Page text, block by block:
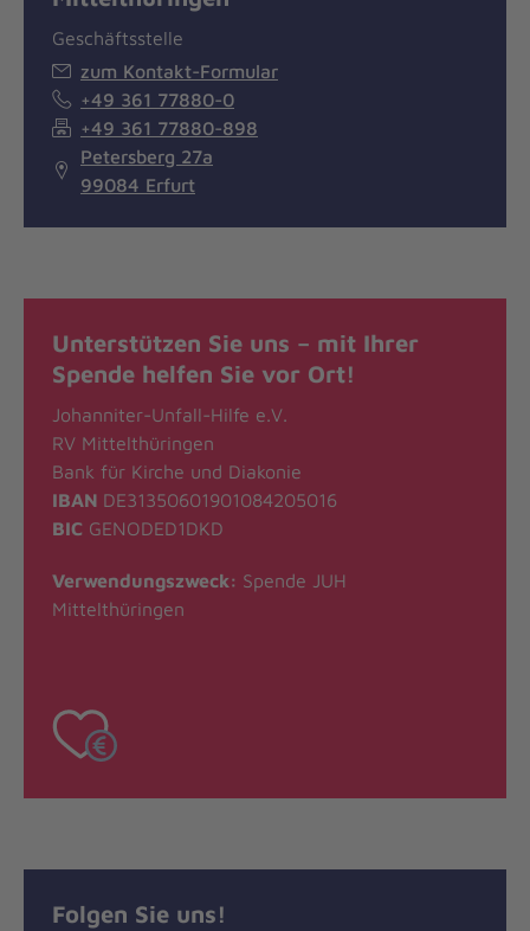
Geschäftsstelle
zum Kontakt-Formular
+49 361 77880-0
+49 361 77880-898
Petersberg 27a
99084 Erfurt
Unterstützen Sie uns – mit Ihrer
Spende helfen Sie vor Ort!
Johanniter-Unfall-Hilfe e.V.
RV Mittelthüringen
Bank für Kirche und Diakonie
IBAN DE31350601901084205016
BIC GENODED1DKD
Verwendungszweck: Spende JUH
Mittelthüringen
Folgen Sie uns!